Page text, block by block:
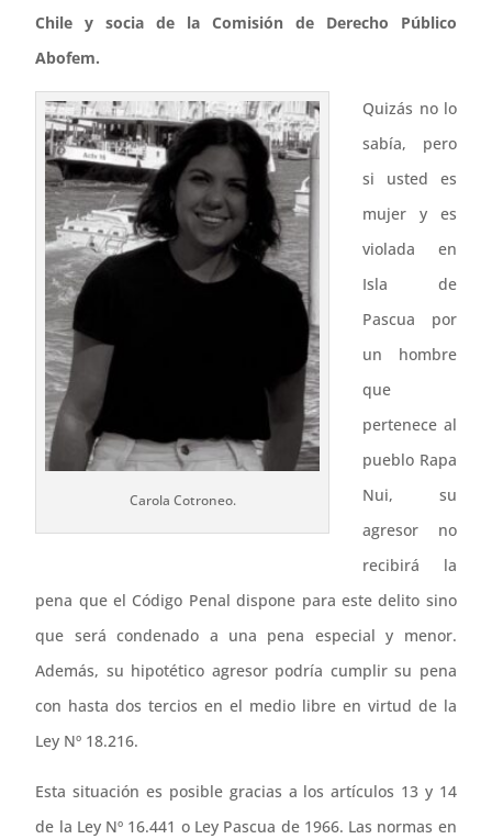
Chile y socia de la Comisión de Derecho Público
Abofem.
Carola Cotroneo.
Quizás no lo
sabía, pero
si usted es
mujer y es
violada en
Isla de
Pascua por
un hombre
que
pertenece al
pueblo Rapa
Nui, su
agresor no
recibirá la
pena que el Código Penal dispone para este delito sino
que será condenado a una pena especial y menor.
Además, su hipotético agresor podría cumplir su pena
con hasta dos tercios en el medio libre en virtud de la
Ley Nº 18.216.
Esta situación es posible gracias a los artículos 13 y 14
de la Ley Nº 16.441 o Ley Pascua de 1966. Las normas en